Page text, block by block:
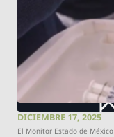
DICIEMBRE 17, 2025
El Monitor Estado de México